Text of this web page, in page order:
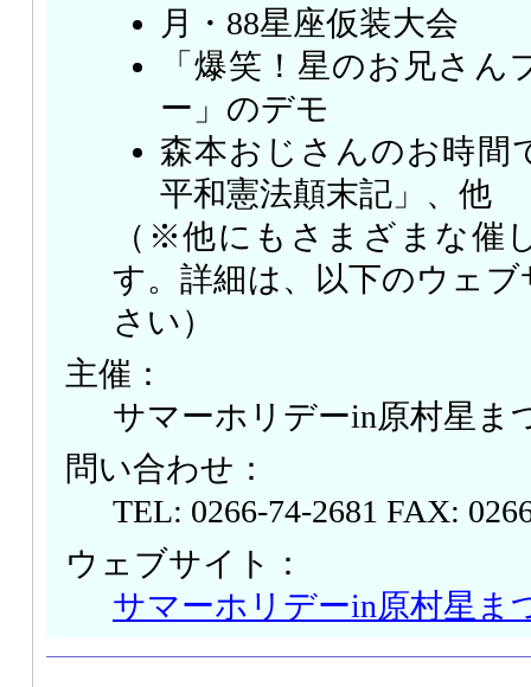
月・88星座仮装大会
「爆笑！星のお兄さ
ー」のデモ
森本おじさんのお時間
平和憲法顛末記」、他
（※他にもさまざまな催
す。詳細は、以下のウェ
さい）
主催：
サマーホリデーin原村星ま
問い合わせ：
TEL: 0266-74-2681 FAX:
ウェブサイト：
サマーホリデーin原村星ま